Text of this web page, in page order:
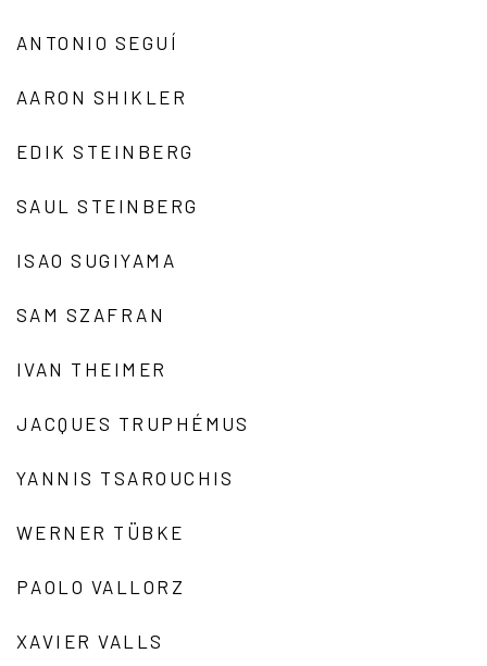
ANTONIO SEGUÍ
AARON SHIKLER
EDIK STEINBERG
SAUL STEINBERG
ISAO SUGIYAMA
SAM SZAFRAN
IVAN THEIMER
JACQUES TRUPHÉMUS
YANNIS TSAROUCHIS
WERNER TÜBKE
PAOLO VALLORZ
XAVIER VALLS